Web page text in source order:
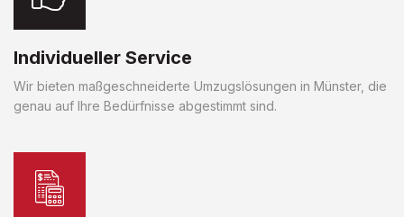
Individueller Service
Wir bieten maßgeschneiderte Umzugslösungen in Münster, die
genau auf Ihre Bedürfnisse abgestimmt sind.